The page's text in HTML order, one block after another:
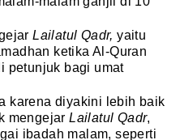
Lailatul Qadr,yaitu
ketika Al-Quran
petunjuk bagi umat
karena diyakini lebih baik
mengejarLailatul Qadr,
ibadah malam, seperti